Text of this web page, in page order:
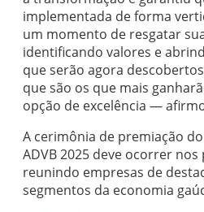
implementada de forma
um momento de resgatar
identificando valores e
que serão agora
que são os que mais
opção de excelência —
A cerimônia de premiação
ADVB 2025 deve ocorrer
reunindo empresas de
segmentos da economia